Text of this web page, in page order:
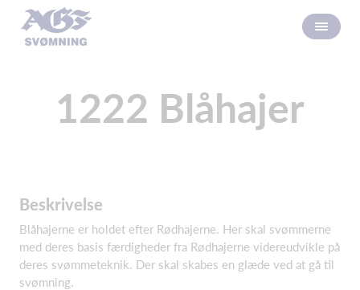
1222 Blåhajer
Beskrivelse
Blåhajerne er holdet efter Rødhajerne. Her skal svømmerne
med deres basis færdigheder fra Rødhajerne videreudvikle på
deres svømmeteknik. Der skal skabes en glæde ved at gå til
svømning.